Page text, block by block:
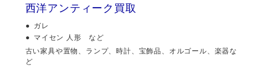
西洋アンティーク買取
ガレ
マイセン 人形 など
古い家具や置物、ランプ、時計、宝飾品、オルゴール、楽器な
ど